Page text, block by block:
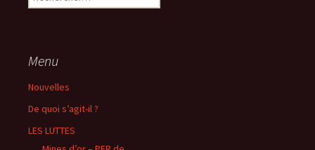
Menu
Nouvelles
De quoi s’agit-il ?
LES LUTTES